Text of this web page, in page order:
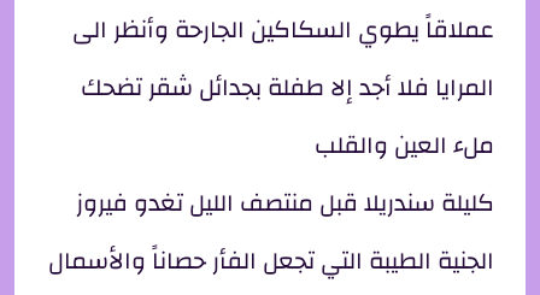
عملاقاً يطوي السكاكين الجارحة وأنظر الى
المرايا فلا أجد إلا طفلة بجدائل شقر تضحك
ملء العين والقلب
كليلة سندريلا قبل منتصف الليل تغدو فيروز
الجنية الطيبة التي تجعل الفأر حصاناً والأسمال